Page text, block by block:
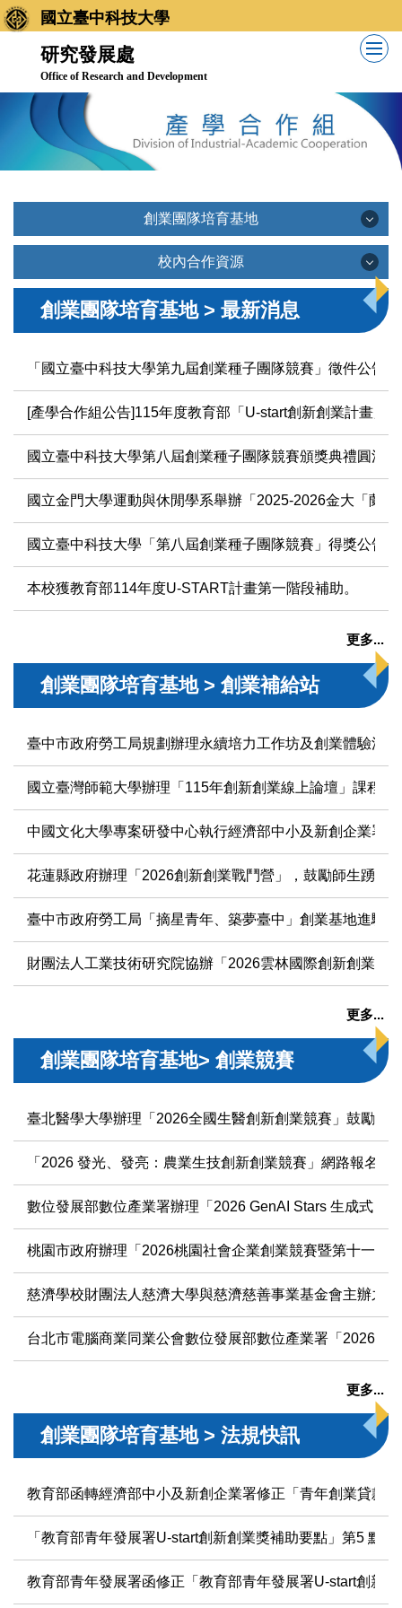
跳
到
國立臺中科技大學
研究發展處
Office of Research and Development
創業團隊培育基地
創業團隊培育基地
最新消息
基地簡介
育成團隊
相關網站資源
校內合作資源
校內合作資源
創業團隊培育基地 > 最新消息
「國立臺中科技大學第九屆創業種子團隊競賽」徵件公告
[產學合作組公告]115年度教育部「U-start創新創業計畫」
國立臺中科技大學第八屆創業種子團隊競賽頒獎典禮圓滿
國立金門大學運動與休閒學系舉辦「2025-2026金大「蘭
國立臺中科技大學「第八屆創業種子團隊競賽」得獎公告
本校獲教育部114年度U-START計畫第一階段補助。
更多...
創業團隊培育基地 > 創業補給站
臺中市政府勞工局規劃辦理永續培力工作坊及創業體驗活
國立臺灣師範大學辦理「115年創新創業線上論壇」課程歡
中國文化大學專案研發中心執行經濟部中小及新創企業署
花蓮縣政府辦理「2026創新創業戰鬥營」，鼓勵師生踴躍
臺中市政府勞工局「摘星青年、築夢臺中」創業基地進駐
財團法人工業技術研究院協辦「2026雲林國際創新創業營
更多...
創業團隊培育基地> 創業競賽
臺北醫學大學辦理「2026全國生醫創新創業競賽」鼓勵師
「2026 發光、發亮：農業生技創新創業競賽」網路報名
數位發展部數位產業署辦理「2026 GenAI Stars 生成式 AI
桃園市政府辦理「2026桃園社會企業創業競賽暨第十一屆
慈濟學校財團法人慈濟大學與慈濟慈善事業基金會主辦之
台北市電腦商業同業公會數位發展部數位產業署「2026
更多...
創業團隊培育基地 > 法規快訊
教育部函轉經濟部中小及新創企業署修正「青年創業貸款
「教育部青年發展署U-start創新創業獎補助要點」第5 點
教育部青年發展署函修正「教育部青年發展署U-start創新